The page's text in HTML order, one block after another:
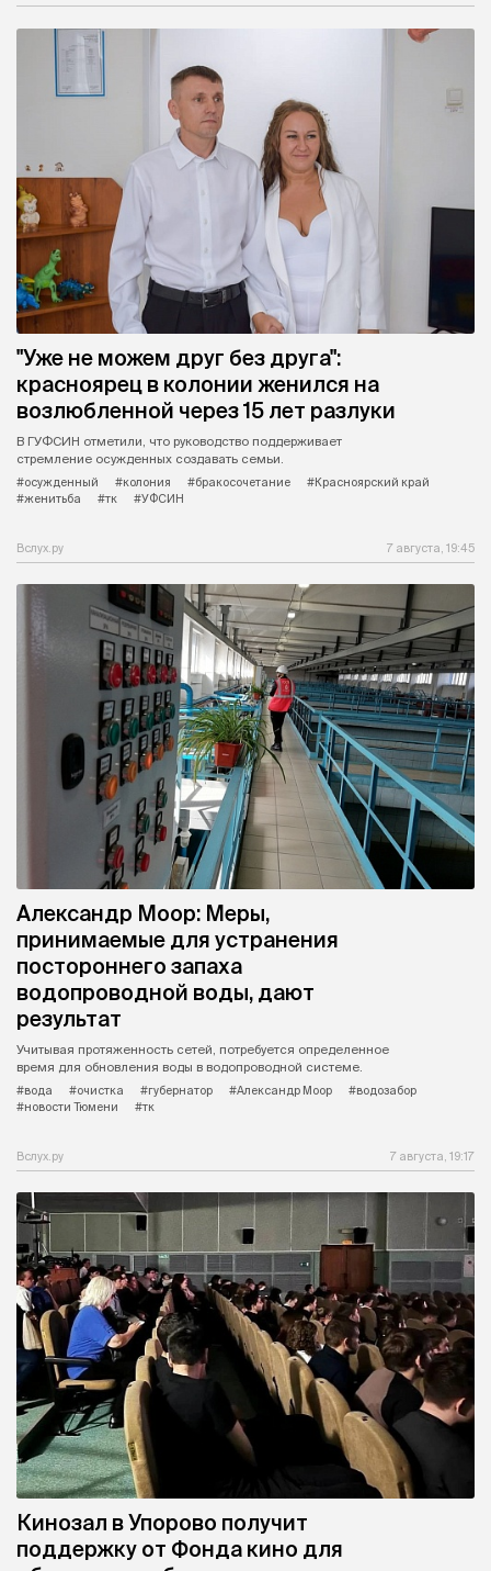
"Уже не можем друг без друга":
красноярец в колонии женился на
возлюбленной через 15 лет разлуки
В ГУФСИН отметили, что руководство поддерживает
стремление осужденных создавать семьи.
#осужденный
#колония #бракосочетание
#Красноярский край
#женитьба
#тк #УФСИН
Вслух.ру 7 августа, 19:45
Александр Моор: Меры,
принимаемые для устранения
постороннего запаха
водопроводной воды, дают
результат
Учитывая протяженность сетей, потребуется определенное
время для обновления воды в водопроводной системе.
#вода
#очистка #губернатор #Александр Моор
#водозабор
#новости Тюмени
#тк
Вслух.ру 7 августа, 19:17
Кинозал в Упорово получит
поддержку от Фонда кино для